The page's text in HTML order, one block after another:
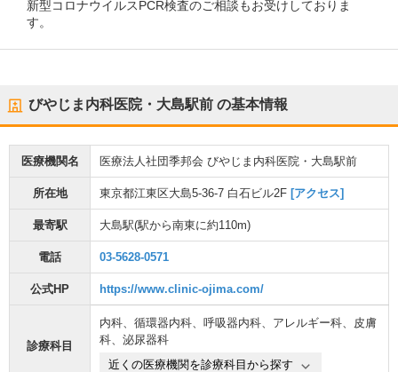
新型コロナウイルスPCR検査のご相談もお受けしておりま
す。
びやじま内科医院・大島駅前 の基本情報
医療機関名 医療法人社団季邦会 びやじま内科医院・大島駅前
所在地 東京都江東区大島5-36-7 白石ビル2F [アクセス]
最寄駅 大島駅(駅から南東に約110m)
電話 03-5628-0571
公式HP https://www.clinic-ojima.com/
診療科目
内科、 循環器内科、 呼吸器内科、 アレルギー科、 皮膚
科、 泌尿器科
近くの医療機関を診療科目から探す